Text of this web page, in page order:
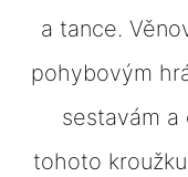
a tance.
pohybovým
sestavám
tohoto